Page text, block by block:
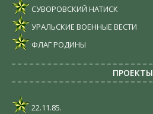
СУВОРОВСКИЙ НАТИСК
УРАЛЬСКИЕ ВОЕННЫЕ ВЕСТИ
ФЛАГ РОДИНЫ
ПРОЕКТЫ
22.11.85.